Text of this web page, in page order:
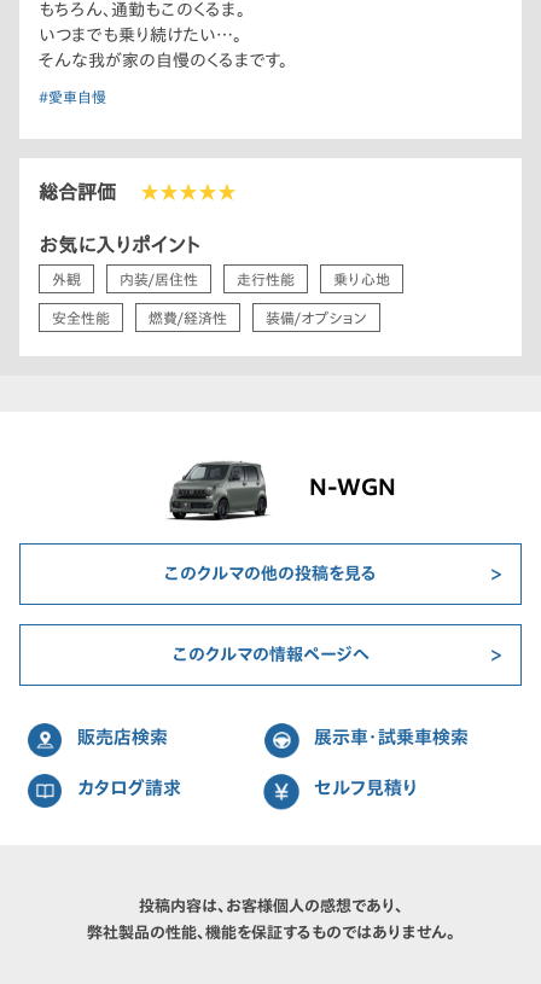
もちろん、通勤もこのくるま。
いつまでも乗り続けたい…。
そんな我が家の自慢のくるまです。
#愛車自慢
総合評価 ★★★★★
お気に入りポイント
外観 内装/居住性 走行性能 乗り心地
安全性能 燃費/経済性 装備/オプション
N-WGN
このクルマの他の投稿を見る
このクルマの情報ページへ
販売店検索 展示車・試乗車検索
カタログ請求 セルフ見積り
投稿内容は、お客様個人の感想であり、
弊社製品の性能、機能を保証するものではありません。